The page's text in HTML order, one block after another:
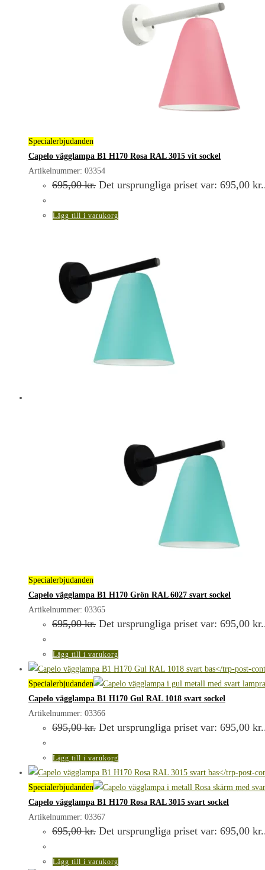
Specialerbjudanden
Capelo vägglampa B1 H170 Rosa RAL 3015 vit sockel
Artikelnummer: 03354
695,00kr. Det ursprungliga priset var: 695,00
Lägg till i varukorg
Specialerbjudanden
Capelo vägglampa B1 H170 Grön RAL 6027 svart sockel
Artikelnummer: 03365
695,00kr. Det ursprungliga priset var: 695,00
Lägg till i varukorg
Specialerbjudanden
Capelo vägglampa B1 H170 Gul RAL 1018 svart sockel
Artikelnummer: 03366
695,00kr. Det ursprungliga priset var: 695,00
Lägg till i varukorg
Specialerbjudanden
Capelo vägglampa B1 H170 Rosa RAL 3015 svart sockel
Artikelnummer: 03367
695,00kr. Det ursprungliga priset var: 695,00
Lägg till i varukorg